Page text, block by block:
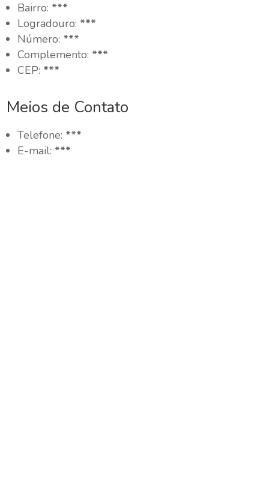
Bairro: ***
Logradouro: ***
Número: ***
Complemento: ***
CEP: ***
Meios de Contato
Telefone: ***
E-mail: ***